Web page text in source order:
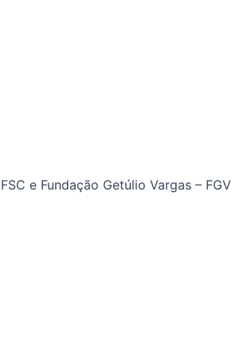
e Fundação Getúlio Vargas – FGV